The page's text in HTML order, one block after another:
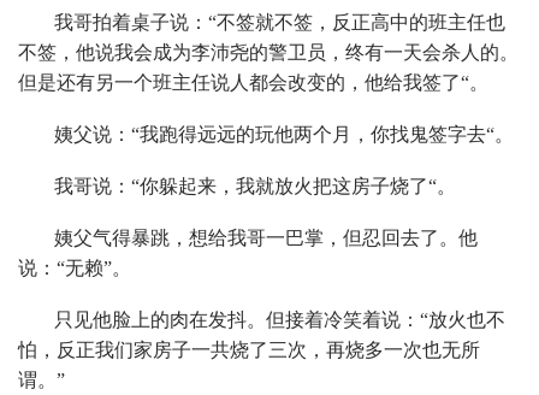
我哥拍着桌子说：“不签就不签，反正高中的班主任也
不签，他说我会成为李沛尧的警卫员，终有一天会杀人的。
但是还有另一个班主任说人都会改变的，他给我签了“。
姨父说：“我跑得远远的玩他两个月，你找鬼签字去“。
我哥说：“你躲起来，我就放火把这房子烧了“。
姨父气得暴跳，想给我哥一巴掌，但忍回去了。他
说：“无赖”。
只见他脸上的肉在发抖。但接着冷笑着说：“放火也不
怕，反正我们家房子一共烧了三次，再烧多一次也无所
谓。”